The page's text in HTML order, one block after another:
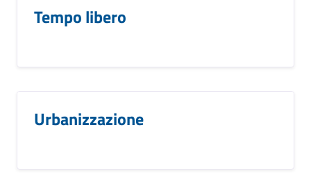
Tempo libero
Urbanizzazione